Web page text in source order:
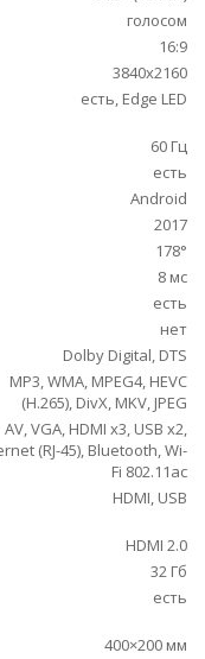
голосом
16:9
3840x2160
есть, Edge LED
60 Гц
есть
Android
2017
178°
8 мс
есть
нет
Dolby Digital, DTS
MP3, WMA, MPEG4, HEVC
(H.265), DivX, MKV, JPEG
AV, VGA, HDMI x3, USB x2,
(RJ-45), Bluetooth, Wi-
Fi 802.11ac
HDMI, USB
HDMI 2.0
32 Гб
есть
400×200 мм